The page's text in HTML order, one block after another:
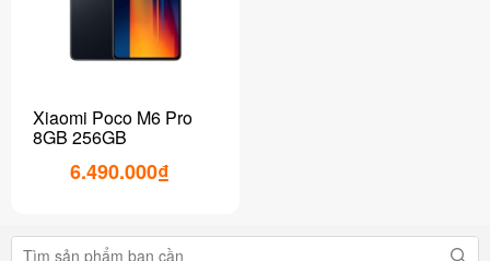
Xiaomi Poco M6 Pro
8GB 256GB
6.490.000₫